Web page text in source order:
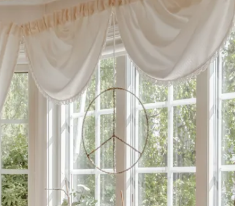
och kommer in ett stort rum som har
hall. På golvet har vi klinker i terrakotta med
fönster ger ett fint ljusinsläpp och väggarna är
köket, ett stort luftigt kök med plats för ett väl
är i ek och bänkskiva i laminat. Parkett på
från Electrolux liksom diskmaskinen. Ett kök
även det ordentligt stort och med ett fint